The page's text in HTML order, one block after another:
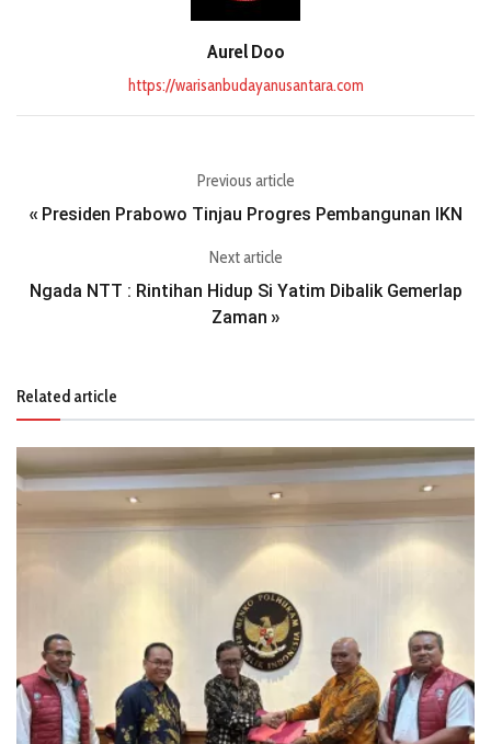
Aurel Doo
https://warisanbudayanusantara.com
Previous article
« Presiden Prabowo Tinjau Progres Pembangunan IKN
Next article
Ngada NTT : Rintihan Hidup Si Yatim Dibalik Gemerlap
Zaman »
Related article